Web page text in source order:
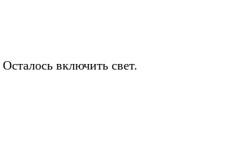
включить свет.